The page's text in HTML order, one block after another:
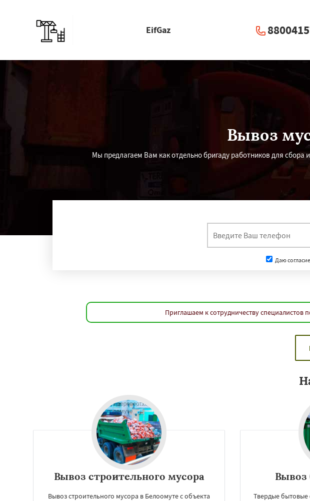
EifGaz
Вывоз
Мы предлагаем Вам как отдельно бригаду работников для сбора
Даю
Приглашаем к сотрудничеству специалистов
Вывоз строительного мусора
Вывоз строительного мусора в Белоомуте с объекта
Вывоз
Твердые бытовые